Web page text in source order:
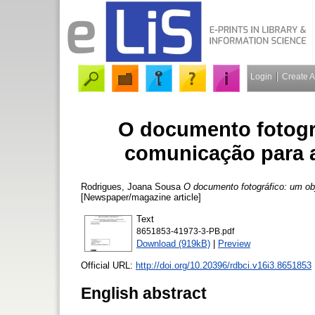
Login Create
O documento
comunicação para
Rodrigues, Joana Sousa O documento fotográfico: um
[Newspaper/magazine article]
Text
8651853-41973-3-PB.pdf
Download (919kB) | Preview
Official URL: http://doi.org/10.20396/rdbci.v16i3.8651853
English abstract